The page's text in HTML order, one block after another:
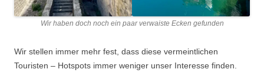
Wir haben doch noch ein paar verwaiste Ecken gefunden
Wir stellen immer mehr fest, dass diese vermeintlichen
Touristen – Hotspots immer weniger unser Interesse finden.